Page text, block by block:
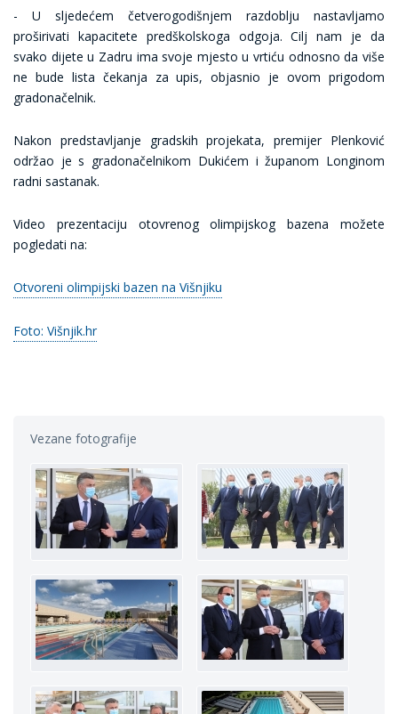
- U sljedećem četverogodišnjem razdoblju nastavljamo
proširivati kapacitete predškolskoga odgoja. Cilj nam je da
svako dijete u Zadru ima svoje mjesto u vrtiću odnosno da više
ne bude lista čekanja za upis, objasnio je ovom prigodom
gradonačelnik.
Nakon predstavljanje gradskih projekata, premijer Plenković
održao je s gradonačelnikom Dukićem i županom Longinom
radni sastanak.
Video prezentaciju otovrenog olimpijskog bazena možete
pogledati na:
Otvoreni olimpijski bazen na Višnjiku
Foto: Višnjik.hr
Vezane fotografije